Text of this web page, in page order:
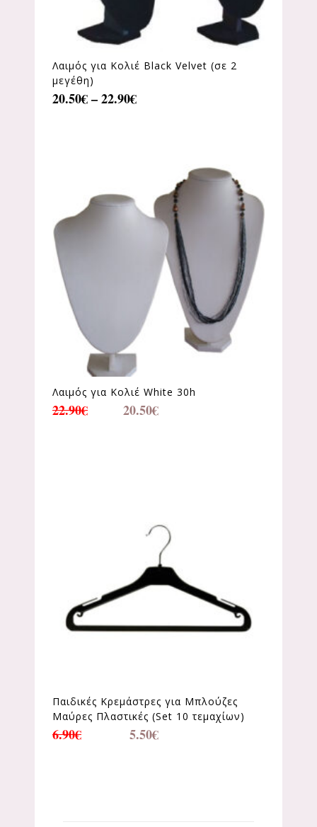
Λαιμός για Κολιέ Black Velvet (σε 2
μεγέθη)
20.50€–22.90€
Λαιμός για Κολιέ White 30h
22.90€ 20.50€
Παιδικές Κρεμάστρες για Μπλούζες
Μαύρες Πλαστικές (Set 10 τεμαχίων)
6.90€ 5.50€